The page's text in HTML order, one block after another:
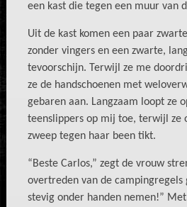
een kast die tegen een muur van
Uit de kast komen een paar
zonder vingers en een zwarte,
tevoorschijn. Terwijl ze me
ze de handschoenen met
gebaren aan. Langzaam loopt ze
teenslippers op mij toe, terwijl ze
zweep tegen haar been tikt.
“Beste Carlos,” zegt de vrouw
overtreden van de campingregels
stevig onder handen nemen!”